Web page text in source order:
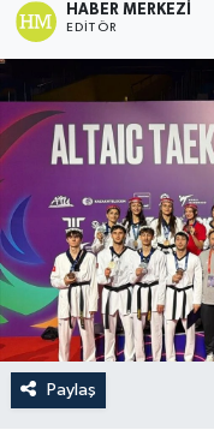
HABER MERKEZI
EDITÖR
Paylaş
Turizm
Haber Arşivi